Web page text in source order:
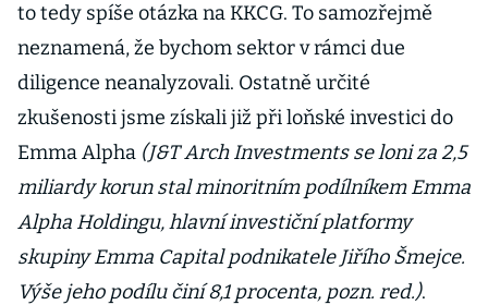
to tedy spíše otázka na KKCG. To samozřejmě
neznamená, že bychom sektor v rámci due
diligence neanalyzovali. Ostatně určité
zkušenosti jsme získali již při loňské investici do
Emma Alpha (J&T Arch Investments se loni za 2,5
miliardy korun stal minoritním podílníkem Emma
Alpha Holdingu, hlavní investiční platformy
skupiny Emma Capital podnikatele Jiřího Šmejce.
Výše jeho podílu činí 8,1 procenta, pozn. red.).